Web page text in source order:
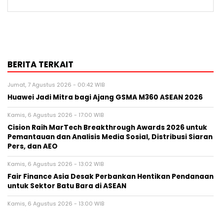
BERITA TERKAIT
Jumat, 7 Agustus 2026 - 00:42 WIB
Huawei Jadi Mitra bagi Ajang GSMA M360 ASEAN 2026
Kamis, 6 Agustus 2026 - 17:00 WIB
Cision Raih MarTech Breakthrough Awards 2026 untuk
Pemantauan dan Analisis Media Sosial, Distribusi Siaran
Pers, dan AEO
Kamis, 6 Agustus 2026 - 13:02 WIB
Fair Finance Asia Desak Perbankan Hentikan Pendanaan
untuk Sektor Batu Bara di ASEAN
Kamis, 6 Agustus 2026 - 13:00 WIB